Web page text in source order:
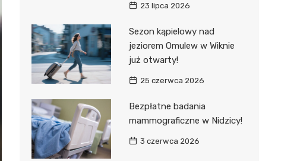
23 lipca 2026
Sezon kąpielowy nad
jeziorem Omulew w Wiknie
już otwarty!
25 czerwca 2026
Bezpłatne badania
mammograficzne w Nidzicy!
3 czerwca 2026